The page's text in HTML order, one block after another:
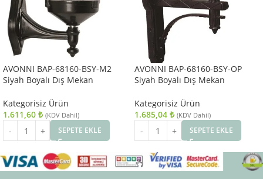
AVONNI BAP-68160-BSY-M2
Siyah Boyalı Dış Mekan
30x25cm
Kategorisiz Ürün
1.611,60 ₺ (KDV Dahil)
SEPETE EKLE
AVONNI BAP-68160-BSY-OP
Siyah Boyalı Dış Mekan
Cam 35x25cm
Kategorisiz Ürün
1.685,04 ₺ (KDV Dahil)
SEPETE EKLE